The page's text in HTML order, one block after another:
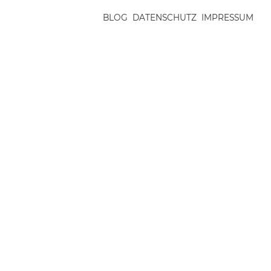
BLOG DATENSCHUTZ IMPRESSUM